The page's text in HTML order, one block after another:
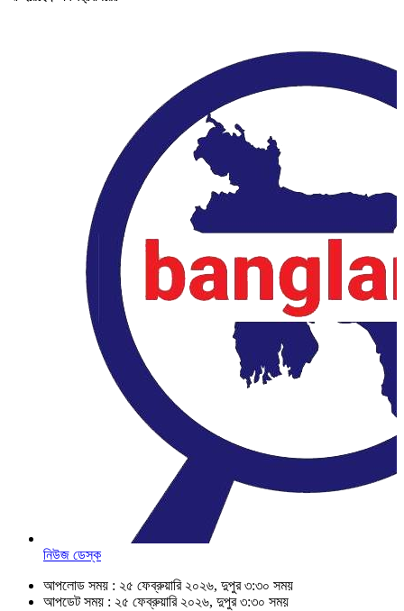
নিউজ ডেস্ক
আপলোড সময় : ২৫ ফেব্রুয়ারি ২০২৬, দুপুর ৩:৩০ সময়
আপডেট সময় : ২৫ ফেব্রুয়ারি ২০২৬, দুপুর ৩:৩০ সময়